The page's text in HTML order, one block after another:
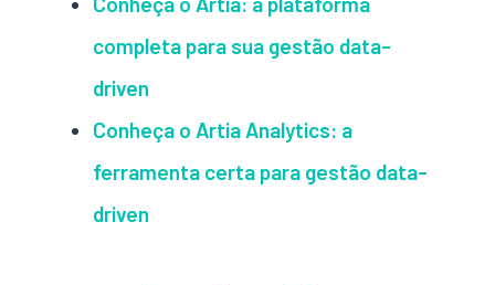
completa para sua gestão data-
driven
Conheça o Artia Analytics: a
ferramenta certa para gestão data-
driven